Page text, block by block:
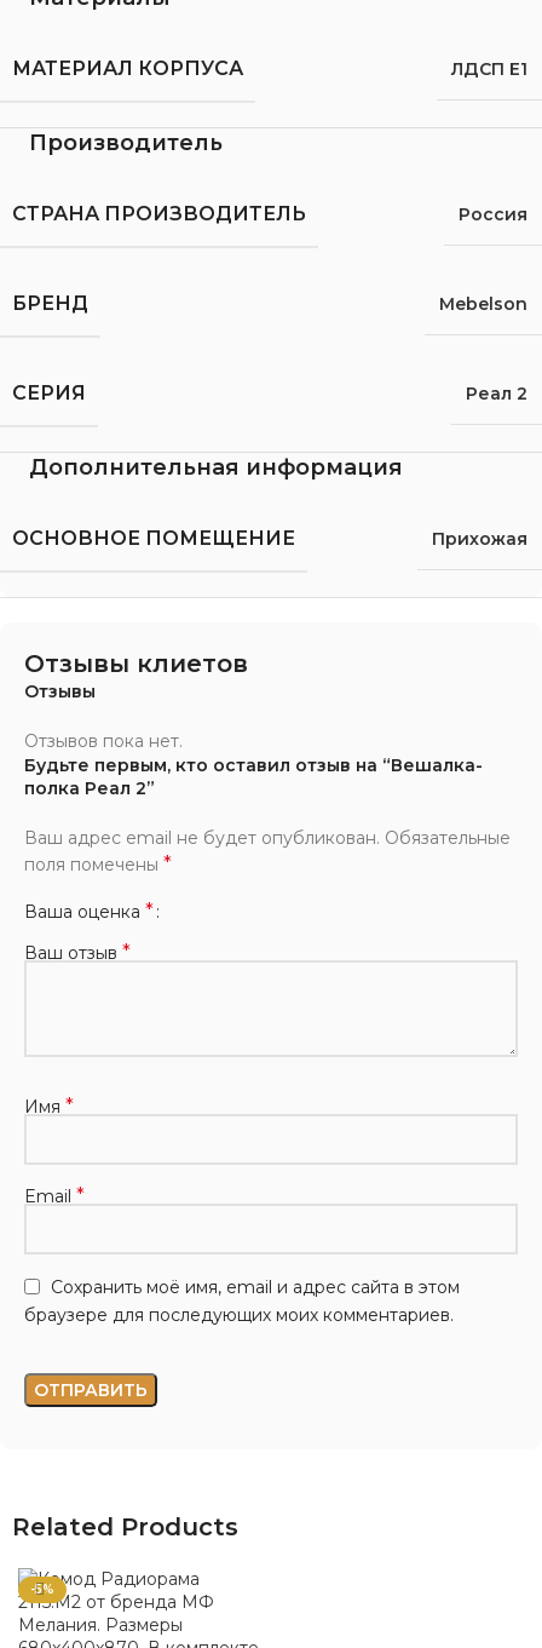
МАТЕРИАЛ КОРПУСА ЛДСП Е1
Производитель
СТРАНА ПРОИЗВОДИТЕЛЬ Россия
БРЕНД Mebelson
СЕРИЯ Реал 2
Дополнительная информация
ОСНОВНОЕ ПОМЕЩЕНИЕ Прихожая
Отзывы клиетов
Отзывы
Отзывов пока нет.
Будьте первым, кто оставил отзыв на “Вешалка-
полка Реал 2”
Ваш адрес email не будет опубликован. Обязательные
поля помечены *
Ваша оценка *
Ваш отзыв *
Имя *
Email *
Сохранить моё имя, email и адрес сайта в этом
браузере для последующих моих комментариев.
Related Products
-5%